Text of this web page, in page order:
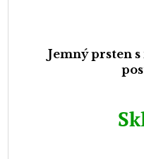
Jemný prsten